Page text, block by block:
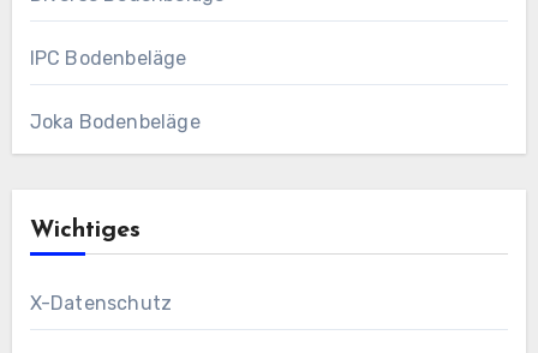
IPC Bodenbeläge
Joka Bodenbeläge
Wichtiges
X-Datenschutz